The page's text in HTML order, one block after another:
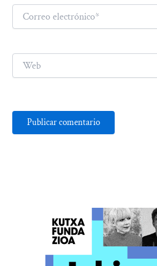
Correo
electrónico*
Web